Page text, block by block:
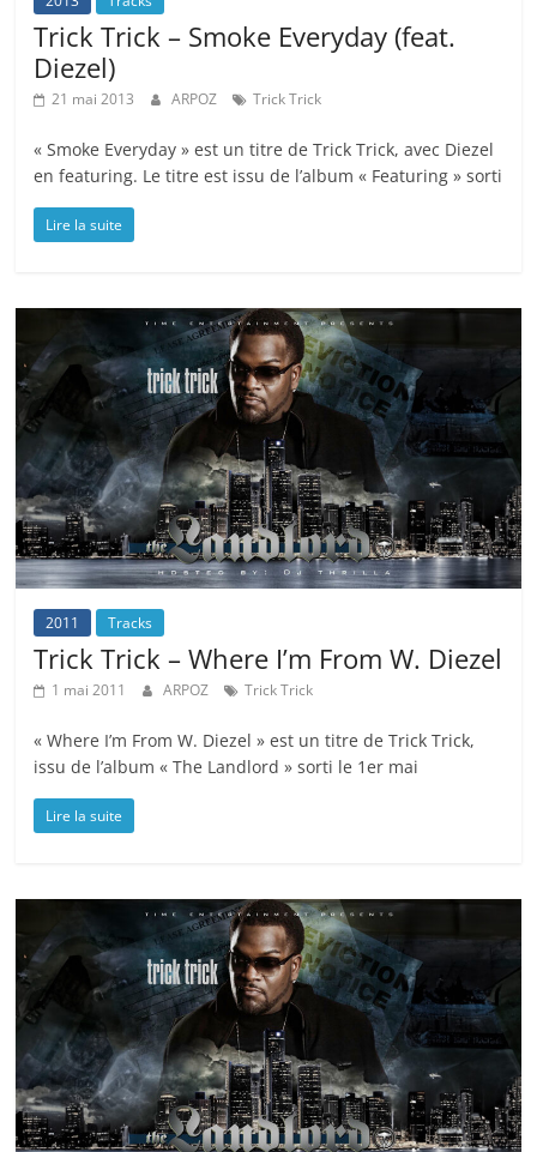
Trick Trick – Smoke Everyday (feat.
Diezel)
21 mai 2013 ARPOZ Trick Trick
« Smoke Everyday » est un titre de Trick Trick, avec Diezel
en featuring. Le titre est issu de l’album « Featuring » sorti
Lire la suite
2011 Tracks
Trick Trick – Where I’m From W. Diezel
1 mai 2011 ARPOZ Trick Trick
« Where I’m From W. Diezel » est un titre de Trick Trick,
issu de l’album « The Landlord » sorti le 1er mai
Lire la suite